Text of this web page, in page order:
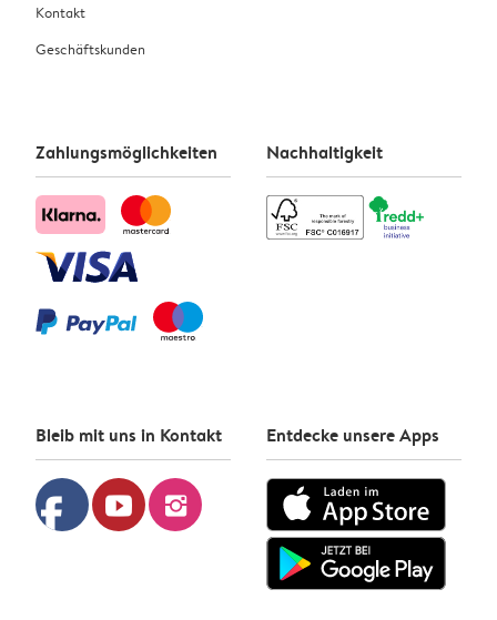
Kontakt
Geschäftskunden
Zahlungsmöglichkeiten Nachhaltigkeit
Bleib mit uns in Kontakt
facebook youtube instagram
Entdecke unsere Apps